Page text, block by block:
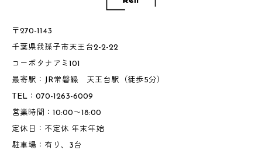
〒270-1143
千葉県我孫子市天王台2-2-22
コーポタナアミ101
最寄駅：JR常磐線 天王台駅（徒歩5分）
TEL：070-1263-6009
営業時間：10:00～18:00
定休日：不定休 年末年始
駐車場：有り、3台